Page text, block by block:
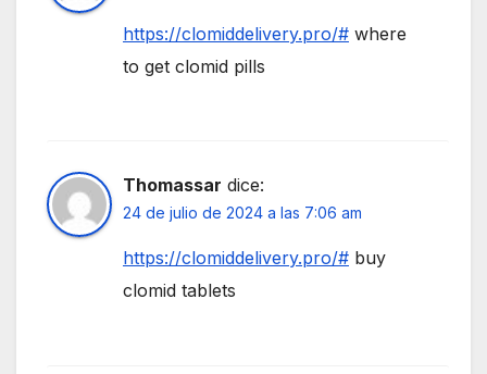
https://clomiddelivery.pro/# where
to get clomid pills
Thomassar dice:
24 de julio de 2024 a las 7:06 am
https://clomiddelivery.pro/# buy
clomid tablets